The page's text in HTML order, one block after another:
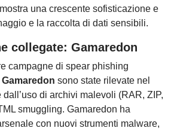
una crescente sofisticazione e
e la raccolta di dati sensibili.
collegate: Gamaredon
campagne di spear phishing
Gamaredon sono state rilevate nel
di archivi malevoli (RAR, ZIP,
smuggling. Gamaredon ha
con nuovi strumenti malware,